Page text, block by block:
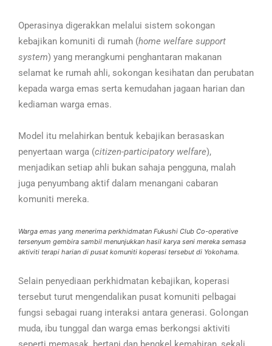
Operasinya digerakkan melalui sistem sokongan
kebajikan komuniti di rumah (home welfare support
system) yang merangkumi penghantaran makanan
selamat ke rumah ahli, sokongan kesihatan dan perubatan
kepada warga emas serta kemudahan jagaan harian dan
kediaman warga emas.
Model itu melahirkan bentuk kebajikan berasaskan
penyertaan warga (citizen-participatory welfare),
menjadikan setiap ahli bukan sahaja pengguna, malah
juga penyumbang aktif dalam menangani cabaran
komuniti mereka.
Warga emas yang menerima perkhidmatan Fukushi Club Co-operative
tersenyum gembira sambil menunjukkan hasil karya seni mereka semasa
aktiviti terapi harian di pusat komuniti koperasi tersebut di Yokohama.
Selain penyediaan perkhidmatan kebajikan, koperasi
tersebut turut mengendalikan pusat komuniti pelbagai
fungsi sebagai ruang interaksi antara generasi. Golongan
muda, ibu tunggal dan warga emas berkongsi aktiviti